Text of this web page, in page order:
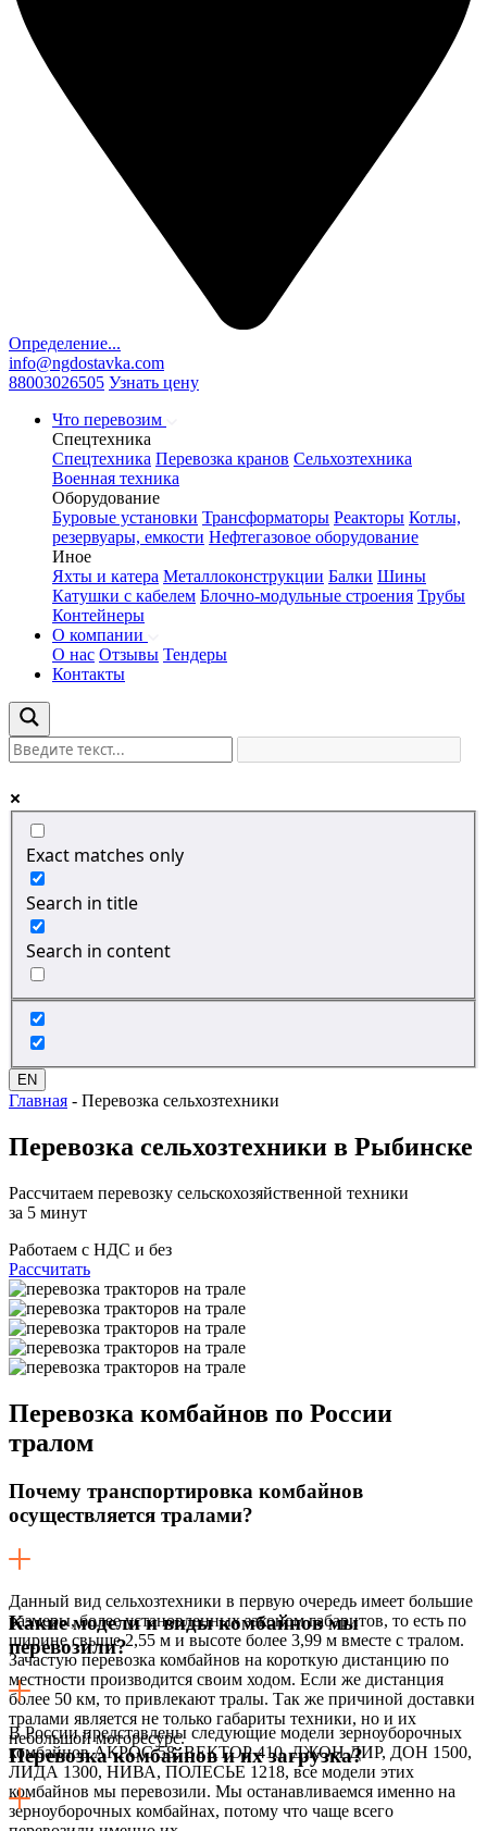
Определение...
info@ngdostavka.com
88003026505 Узнать цену
Что перевозим
Спецтехника
Спецтехника Перевозка кранов Сельхозтехника
Военная техника
Оборудование
Буровые установки Трансформаторы Реакторы Котлы,
резервуары, емкости Нефтегазовое оборудование
Иное
Яхты и катера Металлоконструкции Балки Шины
Катушки с кабелем Блочно-модульные строения Трубы
Контейнеры
О компании
О нас Отзывы Тендеры
Контакты
Exact matches only
Search in title
Search in content
EN
Главная - Перевозка сельхозтехники
Перевозка сельхозтехники в Рыбинске
Рассчитаем перевозку сельскохозяйственной техники
за 5 минут
Работаем с НДС и без
Рассчитать
Перевозка комбайнов по России
тралом
Почему транспортировка комбайнов
осуществляется тралами?
Данный вид сельхозтехники в первую очередь имеет большие
размеры, более установленных законом габаритов, то есть по
ширине свыше 2,55 м и высоте более 3,99 м вместе с тралом.
Зачастую перевозка комбайнов на короткую дистанцию по
местности производится своим ходом. Если же дистанция
более 50 км, то привлекают тралы. Так же причиной доставки
тралами является не только габариты техники, но и их
небольшой моторесурс.
Какие модели и виды комбайнов мы
перевозили?
В России представлены следующие модели зерноуборочных
комбайнов АКРОС 58, ВЕКТОР 410, ДЖОН ДИР, ДОН 1500,
ЛИДА 1300, НИВА, ПОЛЕСЬЕ 1218, все модели этих
комбайнов мы перевозили. Мы останавливаемся именно на
зерноуборочных комбайнах, потому что чаще всего
Перевозка комбайнов и их загрузка?